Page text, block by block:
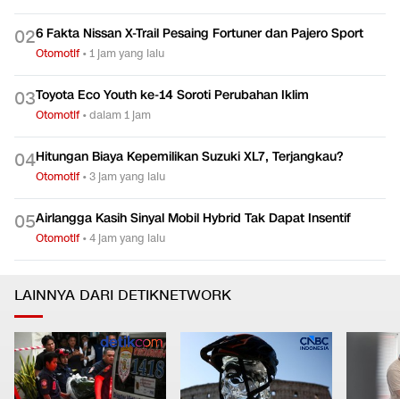
026 Fakta Nissan X-Trail Pesaing Fortuner dan Pajero Sport
Otomotif•1 jam yang lalu
03Toyota Eco Youth ke-14 Soroti Perubahan Iklim
Otomotif•dalam 1 jam
04Hitungan Biaya Kepemilikan Suzuki XL7, Terjangkau?
Otomotif•3 jam yang lalu
05Airlangga Kasih Sinyal Mobil Hybrid Tak Dapat Insentif
Otomotif•4 jam yang lalu
LAINNYA DARI DETIKNETWORK